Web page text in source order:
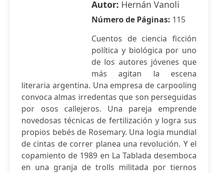
Autor: Hernán Vanoli
Número de Páginas: 115
Cuentos de ciencia ficción
política y biológica por uno
de los autores jóvenes que
más agitan la escena
literaria argentina. Una empresa de carpooling
convoca almas irredentas que son perseguidas
por osos callejeros. Una pareja emprende
novedosas técnicas de fertilización y logra sus
propios bebés de Rosemary. Una logia mundial
de cintas de correr planea una revolución. Y el
copamiento de 1989 en La Tablada desemboca
en una granja de trolls militada por tiernos